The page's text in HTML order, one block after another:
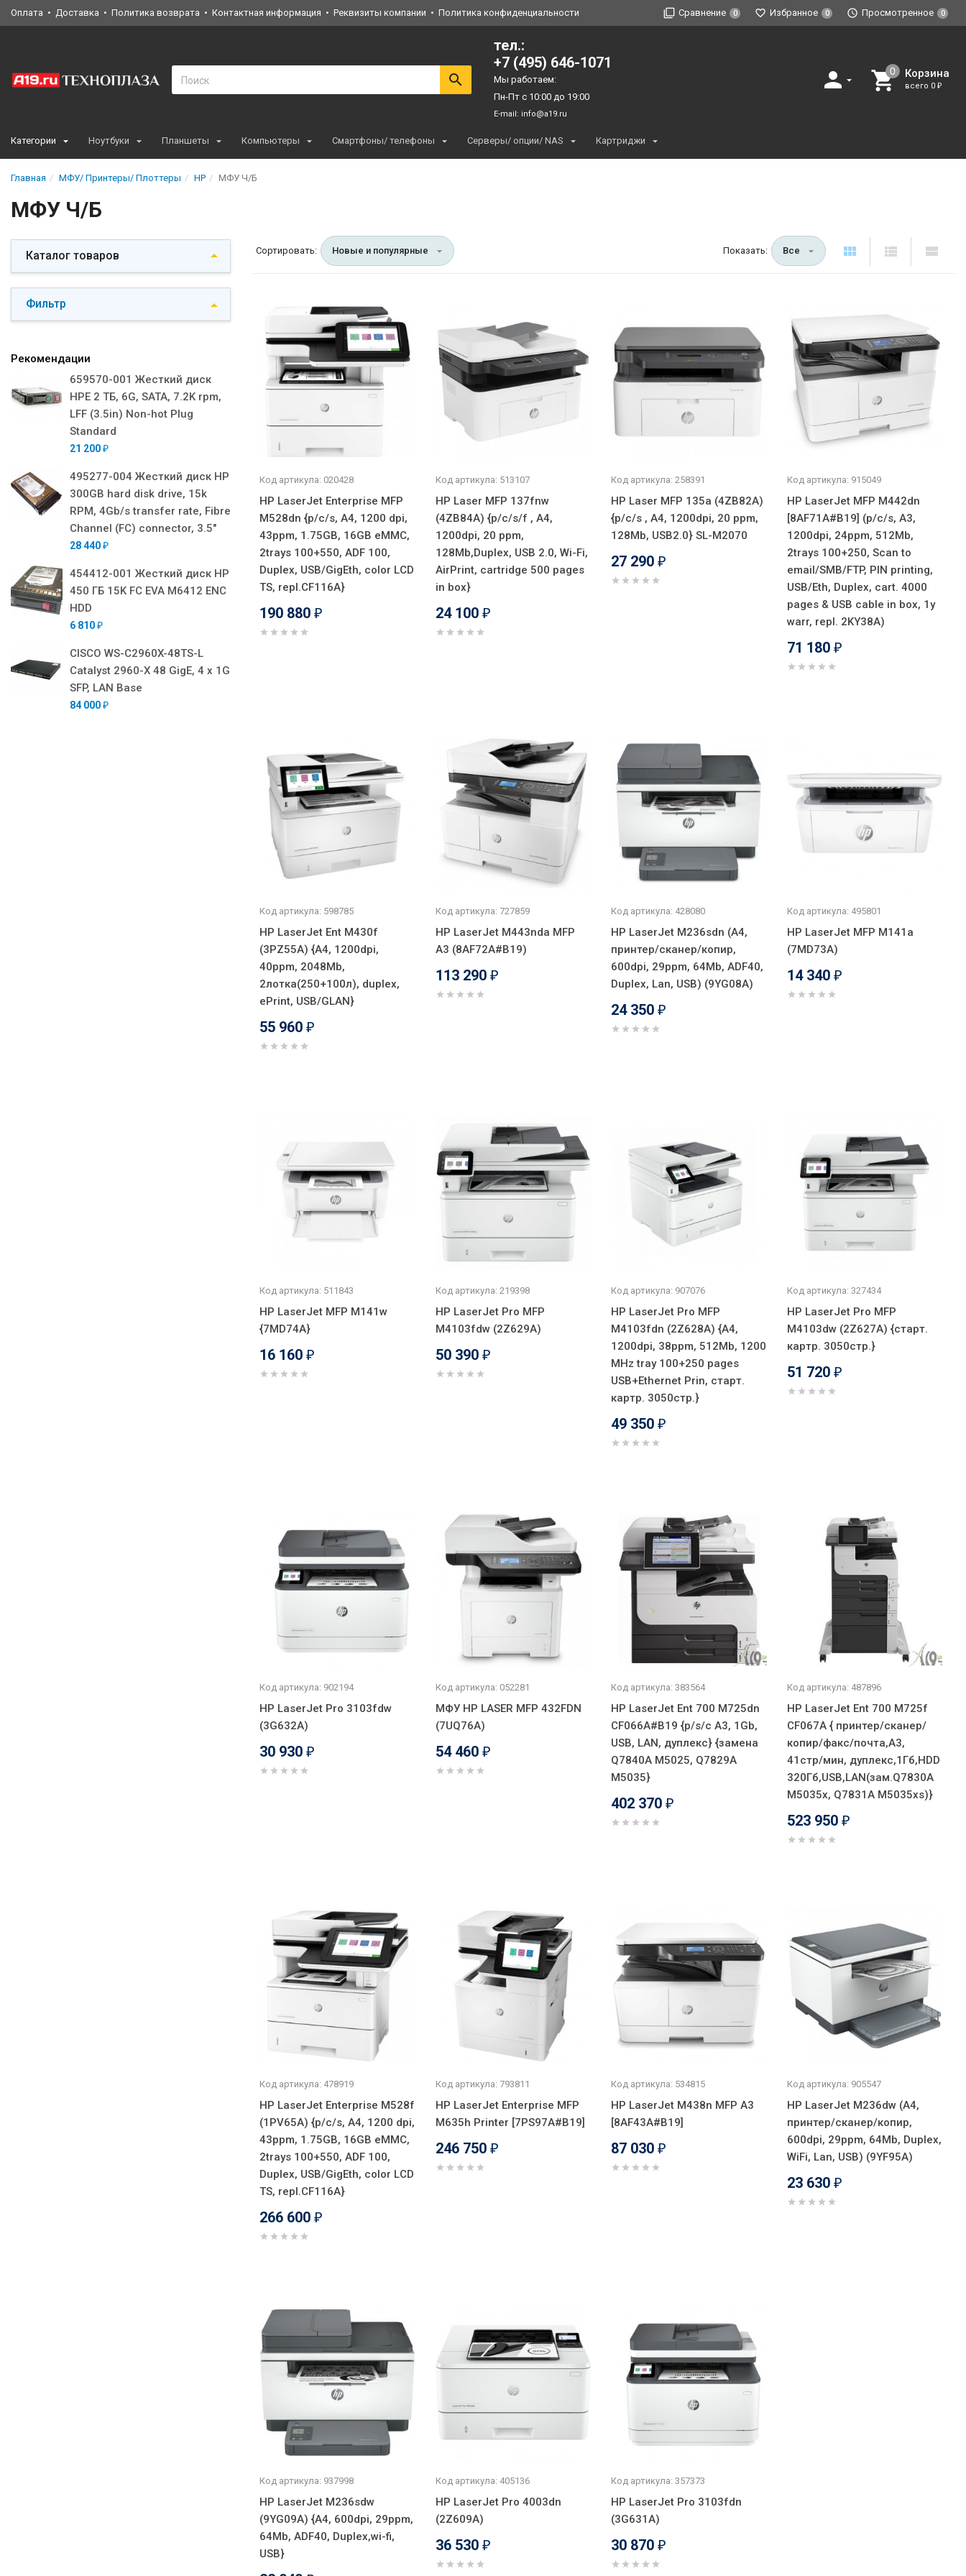
Оплата Доставка Политика возврата Контактная информация Реквизиты компании Политика конфиденциальности Сравнение 0 Избранное 0 Просмотренное 0
тел.:
+7 (495) 646-1071
Мы работаем:
Пн-Пт с 10:00 до 19:00
E-mail: info@a19.ru
Корзина
всего 0 ₽
Категории Ноутбуки Планшеты Компьютеры Смартфоны/ телефоны Серверы/ опции/ NAS Картриджи
Главная МФУ/ Принтеры/ Плоттеры HP МФУ Ч/Б
МФУ Ч/Б
Каталог товаров
Фильтр
Рекомендации
659570-001 Жесткий диск
HPE 2 ТБ, 6G, SATA, 7.2K rpm,
LFF (3.5in) Non-hot Plug
Standard
21 200 ₽
495277-004 Жесткий диск HP
300GB hard disk drive, 15k
RPM, 4Gb/s transfer rate, Fibre
Channel (FC) connector, 3.5"
28 440 ₽
454412-001 Жесткий диск HP
450 ГБ 15K FC EVA M6412 ENC
HDD
6 810 ₽
CISCO WS-C2960X-48TS-L
Catalyst 2960-X 48 GigE, 4 x 1G
SFP, LAN Base
84 000 ₽
Сортировать: Новые и популярные Показать: Все
Код артикула: 020428
HP LaserJet Enterprise MFP
M528dn {p/c/s, A4, 1200 dpi,
43ppm, 1.75GB, 16GB eMMC,
2trays 100+550, ADF 100,
Duplex, USB/GigEth, color LCD
TS, repl.CF116A}
190 880 ₽
Код артикула: 513107
HP Laser MFP 137fnw
(4ZB84A) {p/c/s/f , A4,
1200dpi, 20 ppm,
128Mb,Duplex, USB 2.0, Wi-Fi,
AirPrint, cartridge 500 pages
in box}
24 100 ₽
Код артикула: 258391
HP Laser MFP 135a (4ZB82A)
{p/c/s , A4, 1200dpi, 20 ppm,
128Mb, USB2.0} SL-M2070
27 290 ₽
Код артикула: 915049
HP LaserJet MFP M442dn
[8AF71A#B19] (p/c/s, A3,
1200dpi, 24ppm, 512Mb,
2trays 100+250, Scan to
email/SMB/FTP, PIN printing,
USB/Eth, Duplex, cart. 4000
pages & USB cable in box, 1y
warr, repl. 2KY38A)
71 180 ₽
Код артикула: 598785
HP LaserJet Ent M430f
(3PZ55A) {A4, 1200dpi,
40ppm, 2048Mb,
2лотка(250+100л), duplex,
ePrint, USB/GLAN}
55 960 ₽
Код артикула: 727859
HP LaserJet M443nda MFP
A3 (8AF72A#B19)
113 290 ₽
Код артикула: 428080
HP LaserJet M236sdn (A4,
принтер/сканер/копир,
600dpi, 29ppm, 64Mb, ADF40,
Duplex, Lan, USB) (9YG08A)
24 350 ₽
Код артикула: 495801
HP LaserJet MFP M141a
(7MD73A)
14 340 ₽
Код артикула: 511843
HP LaserJet MFP M141w
{7MD74A}
16 160 ₽
Код артикула: 219398
HP LaserJet Pro MFP
M4103fdw (2Z629A)
50 390 ₽
Код артикула: 907076
HP LaserJet Pro MFP
M4103fdn (2Z628A) {A4,
1200dpi, 38ppm, 512Mb, 1200
MHz tray 100+250 pages
USB+Ethernet Prin, старт.
картр. 3050стр.}
49 350 ₽
Код артикула: 327434
HP LaserJet Pro MFP
M4103dw (2Z627A) {старт.
картр. 3050стр.}
51 720 ₽
Код артикула: 902194
HP LaserJet Pro 3103fdw
(3G632A)
30 930 ₽
Код артикула: 052281
МФУ HP LASER MFP 432FDN
(7UQ76A)
54 460 ₽
Код артикула: 383564
HP LaserJet Ent 700 M725dn
CF066A#B19 {p/s/c A3, 1Gb,
USB, LAN, дуплекс} {замена
Q7840A M5025, Q7829A
M5035}
402 370 ₽
Код артикула: 487896
HP LaserJet Ent 700 M725f
CF067A { принтер/сканер/
копир/факс/почта,A3,
41стр/мин, дуплекс,1Гб,HDD
320Гб,USB,LAN(зам.Q7830A
M5035x, Q7831A M5035xs)}
523 950 ₽
Код артикула: 478919
HP LaserJet Enterprise M528f
(1PV65A) {p/c/s, A4, 1200 dpi,
43ppm, 1.75GB, 16GB eMMC,
2trays 100+550, ADF 100,
Duplex, USB/GigEth, color LCD
TS, repl.CF116A}
266 600 ₽
Код артикула: 793811
HP LaserJet Enterprise MFP
M635h Printer [7PS97A#B19]
246 750 ₽
Код артикула: 534815
HP LaserJet M438n MFP A3
[8AF43A#B19]
87 030 ₽
Код артикула: 905547
HP LaserJet M236dw (A4,
принтер/сканер/копир,
600dpi, 29ppm, 64Mb, Duplex,
WiFi, Lan, USB) (9YF95A)
23 630 ₽
Код артикула: 937998
HP LaserJet M236sdw
(9YG09A) {A4, 600dpi, 29ppm,
64Mb, ADF40, Duplex,wi-fi,
USB}
Код артикула: 405136
HP LaserJet Pro 4003dn
(2Z609A)
36 530 ₽
Код артикула: 357373
HP LaserJet Pro 3103fdn
(3G631A)
30 870 ₽